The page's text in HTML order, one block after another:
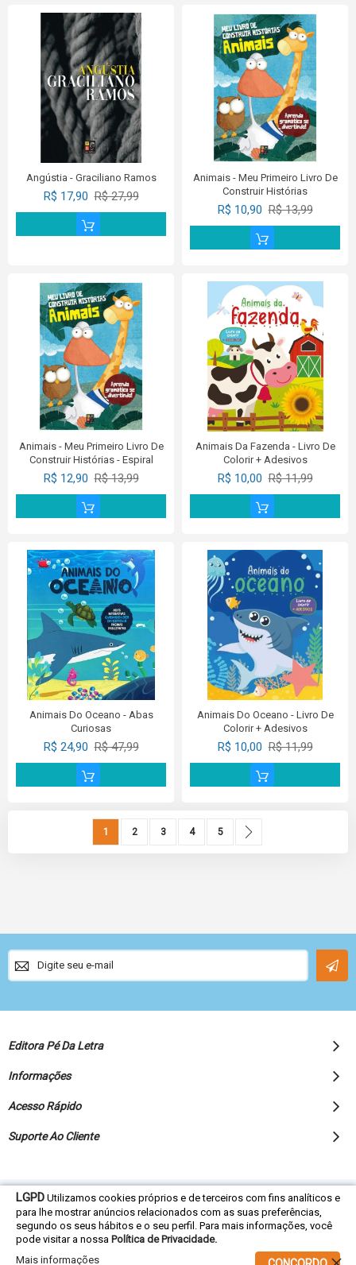
LGPD Utilizamos cookies próprios e de terceiros com fins analíticos e
para lhe mostrar anúncios relacionados com as suas preferências,
segundo os seus hábitos e o seu perfil. Para mais informações, você
pode visitar a nossa Política de Privacidade.
Mais informações
Angústia - Graciliano Ramos
R$ 17,90 R$ 27,99
Animais - Meu Primeiro Livro De
Construir Histórias
R$ 10,90 R$ 13,99
Animais - Meu Primeiro Livro De
Construir Histórias - Espiral
R$ 12,90 R$ 13,99
Animais Da Fazenda - Livro De
Colorir + Adesivos
R$ 10,00 R$ 11,99
Animais Do Oceano - Abas
Curiosas
R$ 24,90 R$ 47,99
Animais Do Oceano - Livro De
Colorir + Adesivos
R$ 10,00 R$ 11,99
You're currently reading page
1 Page
2 Page
3 Page
4 Page
5
Sign
Up
for
Newsletter:
Editora Pé Da Letra
Informações
Acesso Rápido
Suporte Ao Cliente
© 2022 Editora Pé da Letra - Todos os direitos reservados